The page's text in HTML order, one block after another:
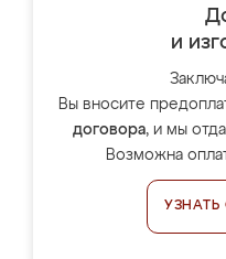
и
Вы вносите
договора, и мы
Возможна
УЗНАТЬ